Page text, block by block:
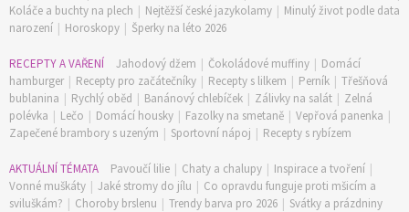
Koláče a buchty na plech | Nejtěžší české jazykolamy | Minulý život podle data
narození | Horoskopy | Šperky na léto 2026
RECEPTY A VAŘENÍ Jahodový džem | Čokoládové muffiny | Domácí
hamburger | Recepty pro začátečníky | Recepty s lilkem | Perník | Třešňová
bublanina | Rychlý oběd | Banánový chlebíček | Zálivky na salát | Zelná
polévka | Lečo | Domácí housky | Fazolky na smetaně | Vepřová panenka |
Zapečené brambory s uzeným | Sportovní nápoj | Recepty s rybízem
AKTUÁLNÍ TÉMATA Pavoučí lilie | Chaty a chalupy | Inspirace a tvoření |
Vonné muškáty | Jaké stromy do jílu | Co opravdu funguje proti mšicím a
sviluškám? | Choroby brslenu | Trendy barva pro 2026 | Svátky a prázdniny